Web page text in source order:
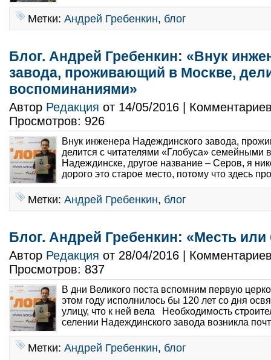
Метки: Андрей Гребенкин, блог
Блог. Андрей Гребенкин: «Внук
завода, проживающий в Москве,
воспоминаниями»
Автор Редакция от 14/05/2016 |
Просмотров: 926
Внук инженера Надеждинского завода,
делится с читателями «Глобуса» семейными
Надеждинске, другое название – Серов, я
дорого это старое место, потому что здесь
Метки: Андрей Гребенкин, блог
Блог. Андрей Гребенкин: «Месть или
Автор Редакция от 28/04/2016 |
Просмотров: 837
В дни Великого поста вспомним первую
этом году исполнилось бы 120 лет со дня
улицу, что к ней вела Необходимость
селении Надеждинского завода возникла
Метки: Андрей Гребенкин, блог